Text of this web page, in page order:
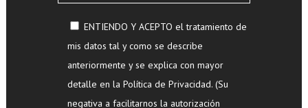
ENTIENDO Y ACEPTO el tratamiento de
mis datos tal y como se describe
anteriormente y se explica con mayor
detalle en la Política de Privacidad. (Su
negativa a facilitarnos la autorización